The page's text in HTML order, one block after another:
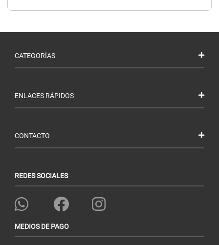
CATEGORÍAS
ENLACES RÁPIDOS
CONTACTO
REDES SOCIALES
MEDIOS DE PAGO